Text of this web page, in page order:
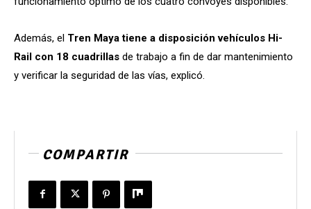
Además, el Tren Maya tiene a disposición vehículos Hi-
Rail con 18 cuadrillas de trabajo a fin de dar mantenimiento
y verificar la seguridad de las vías, explicó.
COMPARTIR